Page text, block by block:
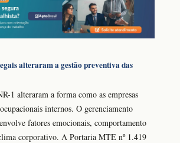
alteraram a gestão preventiva das
1 alteraram a forma como as empresas
internos. O gerenciamento
fatores emocionais, comportamento
corporativo. A Portaria MTE nº 1.419